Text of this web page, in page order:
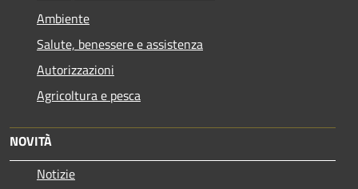
Ambiente
Salute, benessere e assistenza
Autorizzazioni
Agricoltura e pesca
NOVITÀ
Notizie